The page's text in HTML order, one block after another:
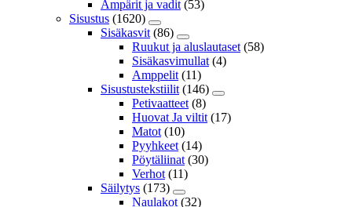
Ämpärit ja vadit (53)
Sisustus (1620)
Sisäkasvit (86)
Ruukut ja aluslautaset (58)
Sisäkasvimullat (4)
Amppelit (11)
Sisustustekstiilit (146)
Petivaatteet (8)
Huovat Ja viltit (17)
Matot (10)
Pyyhkeet (14)
Pöytäliinat (30)
Verhot (11)
Säilytys (173)
Naulakot (32)